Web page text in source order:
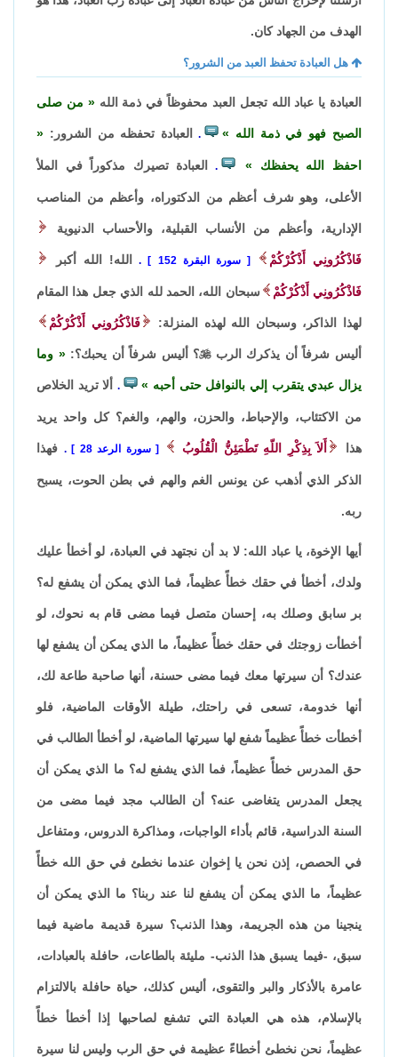
الهدف من الجهاد كان.
هل العبادة تحفظ العبد من الشرور؟
العبادة يا عباد الله تجعل العبد محفوظاً في ذمة الله من صلى
الصبح فهو في ذمة الله . العبادة تحفظه من الشرور:
احفظ الله يحفظك . العبادة تصيرك مذكوراً في الملأ
الأعلى، وهو شرف أعظم من الدكتوراه، وأعظم من المناصب
الإدارية، وأعظم من الأنساب القبلية، والأحساب الدنيوية
فَاذْكُرُونِي أَذْكُرْكُمْ سورة البقرة 152 . الله! الله أكبر
فَاذْكُرُونِي أَذْكُرْكُمْ سبحان الله، الحمد لله الذي جعل هذا المقام
لهذا الذاكر، وسبحان الله لهذه المنزلة: فَاذْكُرُونِي أَذْكُرْكُمْ
أليس شرفاً أن يذكرك الرب؟ أليس شرفاً أن يحبك؟: وما
يزال عبدي يتقرب إلي بالنوافل حتى أحبه .ألا تريد الخلاص
من الاكتئاب، والإحباط، والحزن، والهم، والغم؟ كل واحد يريد
هذا أَلاَ بِذِكْرِ اللّهِ تَطْمَئِنُّ الْقُلُوبُ سورة الرعد 28 . فهذا
الذكر الذي أذهب عن يونس الغم والهم في بطن الحوت، يسبح
ربه.
أيها الإخوة، يا عباد الله: لا بد أن نجتهد في العبادة، لو أخطأ عليك
ولدك، أخطأ في حقك خطأً عظيماً، فما الذي يمكن أن يشفع له؟
بر سابق وصلك به، إحسان متصل فيما مضى قام به نحوك، لو
أخطأت زوجتك في حقك خطأً عظيماً، ما الذي يمكن أن يشفع لها
عندك؟ أن سيرتها معك فيما مضى حسنة، أنها صاحبة طاعة لك،
أنها خدومة، تسعى في راحتك، طيلة الأوقات الماضية، فلو
أخطأت خطأً عظيماً شفع لها سيرتها الماضية، لو أخطأ الطالب في
حق المدرس خطأً عظيماً، فما الذي يشفع له؟ ما الذي يمكن أن
يجعل المدرس يتغاضى عنه؟ أن الطالب مجد فيما مضى من
السنة الدراسية، قائم بأداء الواجبات، ومذاكرة الدروس، ومتفاعل
في الحصص، إذن نحن يا إخوان عندما نخطئ في حق الله خطأً
عظيماً، ما الذي يمكن أن يشفع لنا عند ربنا؟ ما الذي يمكن أن
ينجينا من هذه الجريمة، وهذا الذنب؟ سيرة قديمة ماضية فيما
سبق، -فيما يسبق هذا الذنب- مليئة بالطاعات، حافلة بالعبادات،
عامرة بالأذكار والبر والتقوى، أليس كذلك، حياة حافلة بالالتزام
بالإسلام، هذه هي العبادة التي تشفع لصاحبها إذا أخطأ خطأً
عظيماً، نحن نخطئ أخطاءً عظيمة في حق الرب وليس لنا سيرة